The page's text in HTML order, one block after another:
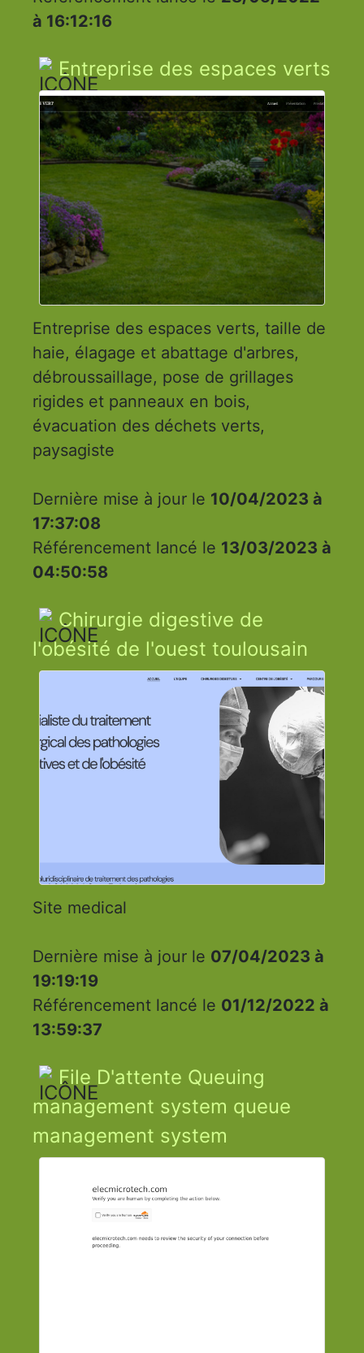
à 16:12:16
Entreprise des espaces verts
Entreprise des espaces verts, taille de
haie, élagage et abattage d'arbres,
débroussaillage, pose de grillages
rigides et panneaux en bois,
évacuation des déchets verts,
paysagiste
Dernière mise à jour le 10/04/2023 à
17:37:08
Référencement lancé le 13/03/2023 à
04:50:58
Chirurgie digestive de
l'obésité de l'ouest toulousain
Site medical
Dernière mise à jour le 07/04/2023 à
19:19:19
Référencement lancé le 01/12/2022 à
13:59:37
File D'attente Queuing
management system queue
management system